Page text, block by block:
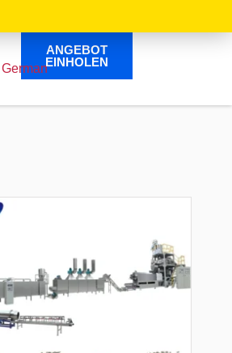
German
ANGEBOT
EINHOLEN